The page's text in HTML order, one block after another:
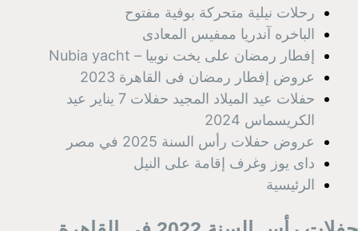
رحلات نيلية متحركة بوفية مفتوح
الباخره آندريا ممفيس المعادى
إفطار رمضان على يخت نوبيا – Nubia yacht
عروض إفطار رمضان فى القاهرة 2023
حفلات عيد الميلاد المجيد حفلات 7 يناير عيد
الكريسماس 2024
عروض حفلات رأس السنة 2025 في مصر
داى يوز وغرف إقامة على النيل
الرئيسية